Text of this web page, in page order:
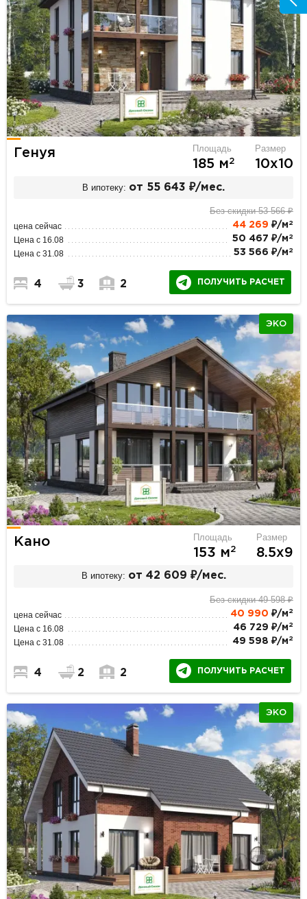
Генуя Площадь
185 м2
Размер
10х10
В ипотеку: от 55 643 ₽/мес.
Без скидки 53 566 ₽
цена сейчас 44 269 ₽/м 2
Цена с 16.08 50 467 ₽/м 2
Цена с 31.08 53 566 ₽/м 2
4 3 2 ПОЛУЧИТЬ РАСЧЕТ
ЭКО
Кано Площадь
153 м2
Размер
8.5х9
В ипотеку: от 42 609 ₽/мес.
Без скидки 49 598 ₽
цена сейчас 40 990 ₽/м 2
Цена с 16.08 46 729 ₽/м 2
Цена с 31.08 49 598 ₽/м 2
4 2 2 ПОЛУЧИТЬ РАСЧЕТ
ЭКО